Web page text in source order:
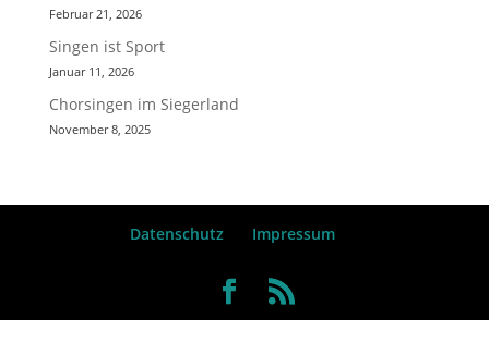
Februar 21, 2026
Singen ist Sport
Januar 11, 2026
Chorsingen im Siegerland
November 8, 2025
Datenschutz Impressum